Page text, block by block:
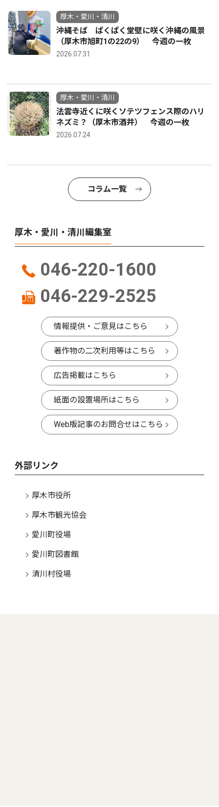
厚木・愛川・清川
沖縄そば ぱくぱく堂壁に咲く沖縄の風景
（厚木市旭町1の22の9） 今週の一枚
2026.07.31
厚木・愛川・清川
法雲寺近くに咲くソテツフェンス際のハリ
ネズミ？（厚木市酒井） 今週の一枚
2026.07.24
コラム一覧
厚木・愛川・清川編集室
046-220-1600
046-229-2525
情報提供・ご意見はこちら
著作物の二次利用等はこちら
広告掲載はこちら
紙面の設置場所はこちら
Web版記事のお問合せはこちら
外部リンク
厚木市役所
厚木市観光協会
愛川町役場
愛川町図書館
清川村役場